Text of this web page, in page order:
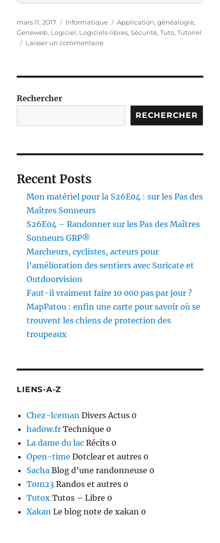
Publié
le
mars 11, 2017 Catégories
Informatique Étiquettes
Application,généalogie,
Geneweb, Logiciel, Logiciels-libres,Sécurité,Tuto,Tutoriel
Laisser un commentairesur
(suite)
Rechercher
RECHERCHER
Recent Posts
Mon matériel pour la S26E04 : sur les Pas des
Maîtres Sonneurs
S26E04 – Randonner sur les Pas des Maîtres
Sonneurs GRP®
Marcheurs, cyclistes, acteurs pour
l’amélioration des sentiers avec Suricate et
Outdoorvision
Faut-il vraiment faire 10 000 pas par jour ?
MapPatou : enfin une carte pour savoir où se
trouvent les chiens de protection des
troupeaux
LIENS-A-Z
Chez-Iceman Divers Actus 0
hadow.fr Technique 0
La dame du lac Récits 0
Open-time Dotclear et autres 0
Sacha Blog d’une randonneuse 0
Tom23 Randos et autres 0
Tutox Tutos – Libre 0
Xakan Le blog note de xakan 0